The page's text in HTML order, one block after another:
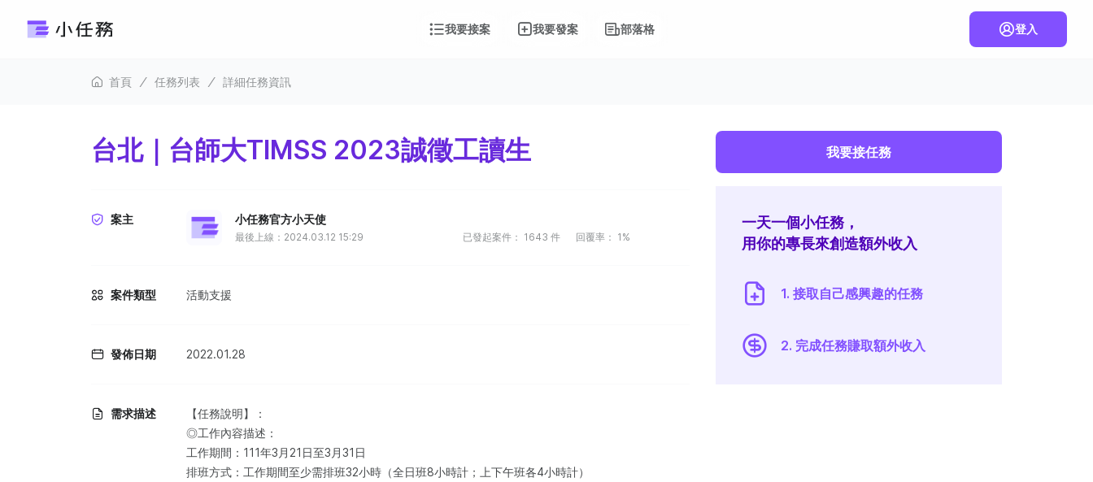
我要接案 我要發案 部落格 登入
首頁 任務列表 詳細任務資訊
台北｜台師大TIMSS 2023誠徵工讀生
案主 小任務官方小天使
最後上線：2024.03.12 15:29 已發起案件： 1643 件 回覆率： 1%
案件類型 活動支援
發佈日期 2022.01.28
需求描述
【任務說明】：​
◎工作內容描述：​
工作期間：111年3月21日至3月31日
排班方式：工作期間至少需排班32小時（全日班8小時計；上下午班各4小時計）
我要接任務
一天一個小任務，
用你的專長來創造額外收入
1. 接取自己感興趣的任務
2. 完成任務賺取額外收入